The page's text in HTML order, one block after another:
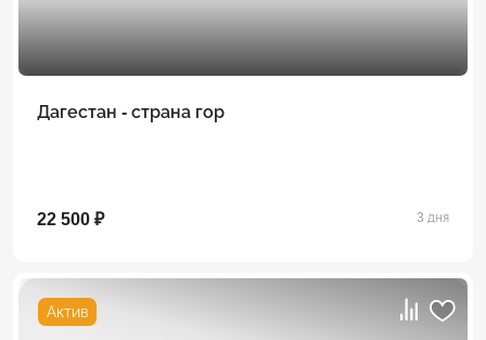
Дагестан - страна гор
22 500 ₽ 3 дня
Актив